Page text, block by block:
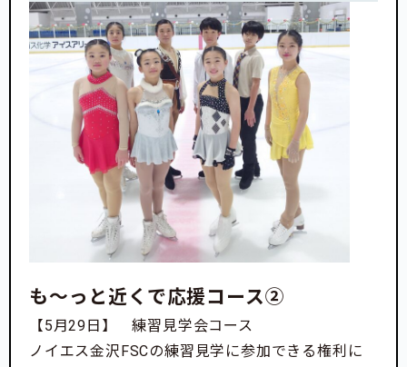
そして選手たちには常に感謝の気持ちを持って行動し
てほしいと考えています。それが自身の素晴らしい演
技にも繋がっていくのだと思いますし、そういう人に
成長してもらえたらと思っております。
どうか皆様の応援のほど、宜しくお願い致します。
も〜っと近くで応援コース②
【5月29日】 練習見学会コース
ノイエス金沢FSCの練習見学に参加できる権利に